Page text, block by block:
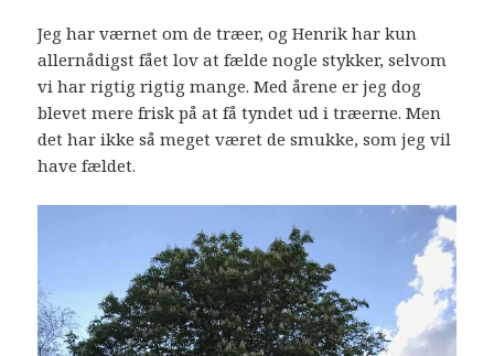
Jeg har værnet om de træer, og Henrik har kun
allernådigst fået lov at fælde nogle stykker, selvom
vi har rigtig rigtig mange. Med årene er jeg dog
blevet mere frisk på at få tyndet ud i træerne. Men
det har ikke så meget været de smukke, som jeg vil
have fældet.